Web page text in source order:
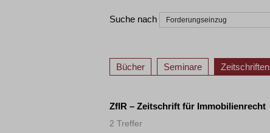
Suche nach
Bücher Seminare Zeitschriften
ZfIR – Zeitschrift für Immobilienrecht
2 Treffer